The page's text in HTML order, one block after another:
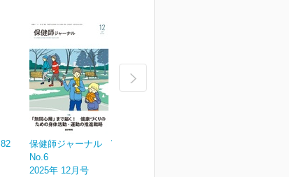
保健師ジャーナル Vol.81
No.6
2025年 12月号